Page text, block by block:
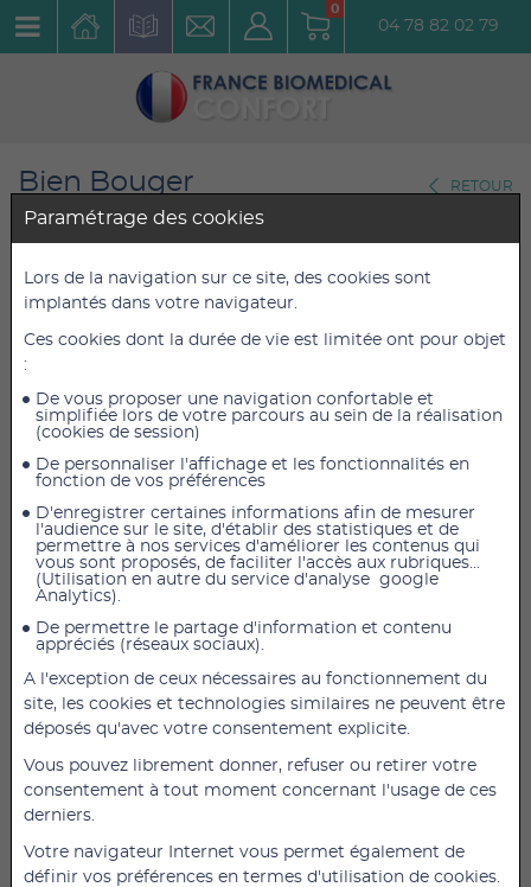
0
04 78 82 02 79
Bien Bouger
Fitness
RETOUR
Bosu Balance Trainer Elite Gris
Réf. : 30264
295,00 €HT 295,00 €
Bosu Balance Trainer Elite Gris
Le BOSU Balance Trainer Elite est l'accessoire idéal
Il intègre un dôme ferme et épais pour une grande
stabilité et résistance.
C'est un produit extrêmement durable. Il comprend
des zones d’exercice définies (Power Line, Power Zone)
pour créer un meilleur positionnement et une
meilleure répartition du poids du corps qui vous
permet de tirer le meilleur parti de vos séances
Caractéristiques:
Paramétrage des cookies
Lors de la navigation sur ce site, des cookies sont
implantés dans votre navigateur.
Ces cookies dont la durée de vie est limitée ont pour objet
:
De vous proposer une navigation confortable et
simplifiée lors de votre parcours au sein de la réalisation
(cookies de session)
De personnaliser l'affichage et les fonctionnalités en
fonction de vos préférences
D'enregistrer certaines informations afin de mesurer
l'audience sur le site, d'établir des statistiques et de
permettre à nos services d'améliorer les contenus qui
vous sont proposés, de faciliter l'accès aux rubriques...
(Utilisation en autre du service d'analyse google
Analytics).
De permettre le partage d'information et contenu
appréciés (réseaux sociaux).
A l'exception de ceux nécessaires au fonctionnement du
site, les cookies et technologies similaires ne peuvent être
déposés qu'avec votre consentement explicite.
Vous pouvez librement donner, refuser ou retirer votre
consentement à tout moment concernant l'usage de ces
derniers.
Votre navigateur Internet vous permet également de
définir vos préférences en termes d'utilisation de cookies.